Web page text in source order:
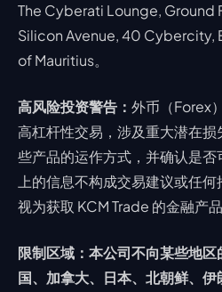
The Cyberati Lounge, Ground
Silicon Avenue, 40 Cybercity,
of Mauritius。
高风险投资警告： 外币（Forex
高杠杆性交易，涉及重大潜在
些产品的运作方式，并确认是
上的信息不构成交易建议或任
视为获取 KCM Trade 的金融产
限制区域：本公司不向某些地
国、加拿大、日本、北朝鲜、